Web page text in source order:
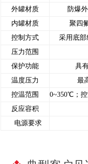
外罐材质
防爆
内罐材质
聚四
控制方式
采用底
压力范围
保护功能
具
温度压力
最
控温范围
0~350℃；
反应容积
电源要求